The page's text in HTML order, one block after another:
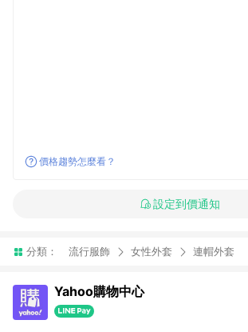
價格趨勢怎麼看？
設定到價通知
分類： 流行服飾 女性外套 連帽外套
Yahoo購物中心